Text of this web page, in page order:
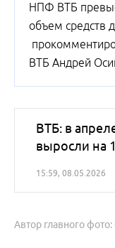
НПФ ВТБ
объем средств
ВТБ Андрей
ВТБ: в
выросли на
15:59, 08.05.2026
Автор главного